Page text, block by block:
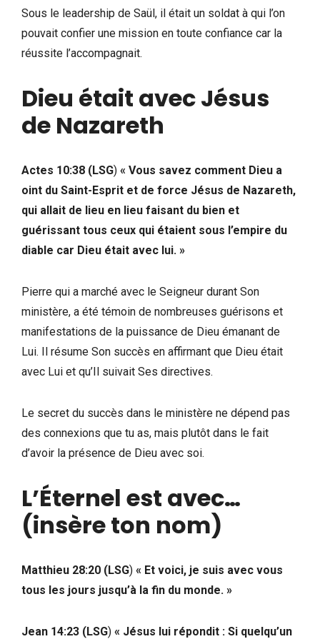
Sous le leadership de Saül, il était un soldat à qui l’on
pouvait confier une mission en toute confiance car la
réussite l’accompagnait.
Dieu était avec Jésus
de Nazareth
Actes 10:38 (LSG) « Vous savez comment Dieu a
oint du Saint-Esprit et de force Jésus de Nazareth,
qui allait de lieu en lieu faisant du bien et
guérissant tous ceux qui étaient sous l’empire du
diable car Dieu était avec lui. »
Pierre qui a marché avec le Seigneur durant Son
ministère, a été témoin de nombreuses guérisons et
manifestations de la puissance de Dieu émanant de
Lui. Il résume Son succès en affirmant que Dieu était
avec Lui et qu’Il suivait Ses directives.
Le secret du succès dans le ministère ne dépend pas
des connexions que tu as, mais plutôt dans le fait
d’avoir la présence de Dieu avec soi.
L’Éternel est avec…
(insère ton nom)
Matthieu 28:20 (LSG) « Et voici, je suis avec vous
tous les jours jusqu’à la fin du monde. »
Jean 14:23 (LSG) « Jésus lui répondit : Si quelqu’un